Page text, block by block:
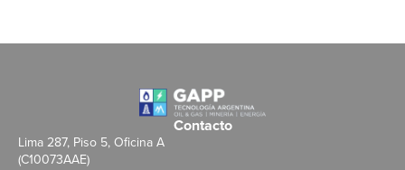
Contacto
Lima 287, Piso 5, Oficina A
(C10073AAE)